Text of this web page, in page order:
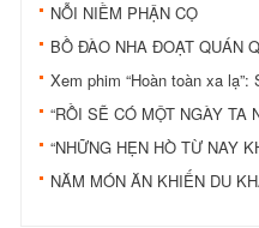
NỖI NIỀM PHẬN CỌ
BỒ ĐÀO NHA ĐOẠT QUÁN
Xem phim “Hoàn toàn xa
“RỒI SẼ CÓ MỘT NGÀY TA
“NHỮNG HẸN HÒ TỪ NAY
NĂM MÓN ĂN KHIẾN DU